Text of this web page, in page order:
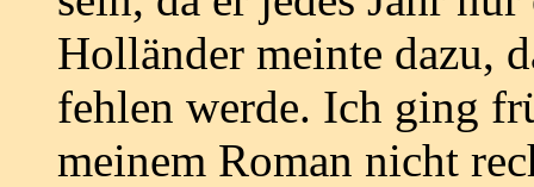
Holländer meinte dazu,
fehlen werde. Ich ging
meinem Roman nicht